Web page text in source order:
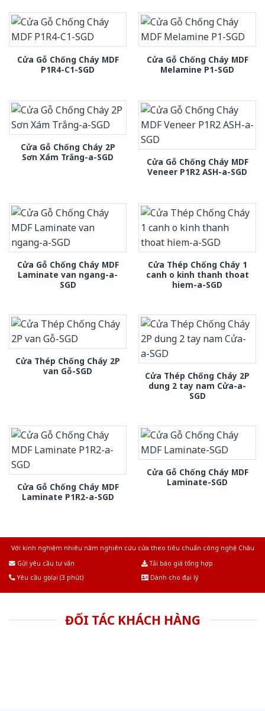
Cửa Gỗ Chống Cháy MDF
P1R4-C1-SGD
Cửa Gỗ Chống Cháy MDF
Melamine P1-SGD
Cửa Gỗ Chống Cháy 2P
Sơn Xám Trắng-a-SGD
Cửa Gỗ Chống Cháy MDF
Veneer P1R2 ASH-a-SGD
Cửa Gỗ Chống Cháy MDF
Laminate van ngang-a-
SGD
Cửa Thép Chống Cháy 1
canh o kinh thanh thoat
hiem-a-SGD
Cửa Thép Chống Cháy 2P
van Gỗ-SGD
Cửa Thép Chống Cháy 2P
dung 2 tay nam Cửa-a-
SGD
Cửa Gỗ Chống Cháy MDF
Laminate P1R2-a-SGD
Cửa Gỗ Chống Cháy MDF
Laminate-SGD
Với kinh nghiệm nhiêu năm nghiên cứu cửa theo tiêu chuẩn công nghệ Châu
Gửi yêu cầu tư vấn
Tải báo giá tổng hợp
Yêu cầu gọi lại (3 phút)
Dành cho đại lý
ĐỐI TÁC KHÁCH HÀNG